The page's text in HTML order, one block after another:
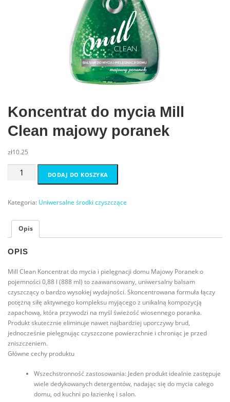
Koncentrat do mycia Mill
Clean majowy poranek
zł10.25
mycia
Clean
majowy
poranek
DODAJ DO KOSZYKA
Kategoria: Uniwersalne środki czyszczące
Opis
OPIS
Mill Clean Koncentrat do mycia i pielęgnacji domu Majowy Poranek o
pojemności 0,88 l (888 ml) to zaawansowany, uniwersalny balsam
czyszczący o bardzo wysokiej wydajności. Skoncentrowana formuła łączy
potężną siłę aktywnego kompleksu myjącego z unikalną kompozycją
zapachową, która przywodzi na myśl świeżość wiosennego poranka.
Produkt skutecznie eliminuje nawet najbardziej uporczywy brud,
jednocześnie pielęgnując czyszczone powierzchnie i chroniąc je przed
zniszczeniem.
Główne cechy produktu
Wszechstronność zastosowania: Jeden produkt idealnie zastępuje
wiele dedykowanych detergentów, nadając się do mycia całego
domu, od kuchni po łazienkę i salon.